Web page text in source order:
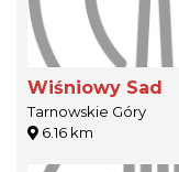
Wiśniowy Sad
Tarnowskie Góry
6.16 km